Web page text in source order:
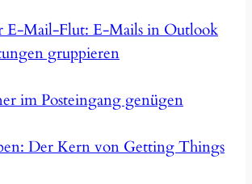
E-Mail-Flut: E-Mails in Outlook
gruppieren
im Posteingang genügen
Der Kern von Getting Things